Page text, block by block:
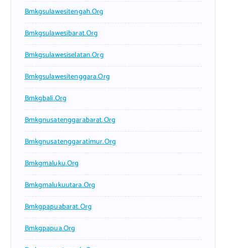
Bmkgsulawesitengah.org
Bmkgsulawesibarat.org
Bmkgsulawesiselatan.org
Bmkgsulawesitenggara.org
Bmkgbali.org
Bmkgnusatenggarabarat.org
Bmkgnusatenggaratimur.org
Bmkgmaluku.org
Bmkgmalukuutara.org
Bmkgpapuabarat.org
Bmkgpapua.org